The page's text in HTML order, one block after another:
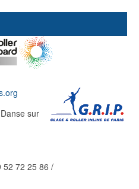
sur
52 72 25 86 /